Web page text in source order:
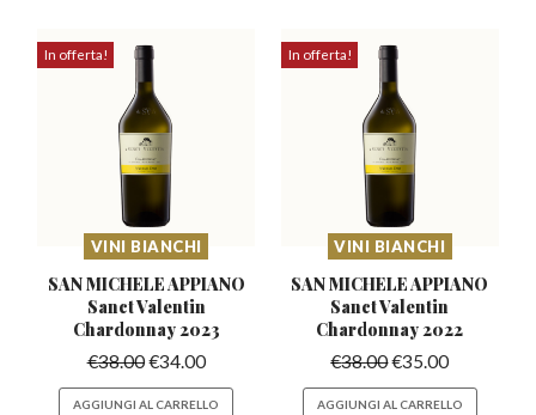
In offerta!
VINI BIANCHI
SAN MICHELE APPIANO
SanctValentin
Chardonnay 2023
€38.00€34.00
AGGIUNGI AL CARRELLO
In offerta!
VINI BIANCHI
SAN MICHELE APPIANO
SanctValentin
Chardonnay 2022
€38.00€35.00
AGGIUNGI AL CARRELLO